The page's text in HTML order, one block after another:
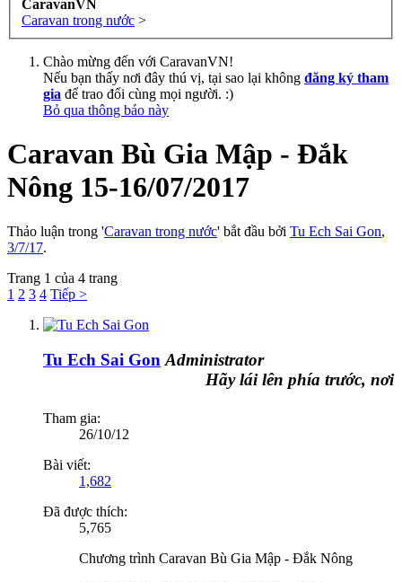
CaravanVN
Caravan trong nước >
Chào mừng đến với CaravanVN!
Nếu bạn thấy nơi đây thú vị, tại sao lại không đăng ký tham
gia để trao đổi cùng mọi người. :)
Bỏ qua thông báo này
Caravan Bù Gia Mập - Đắk
Nông 15-16/07/2017
Thảo luận trong 'Caravan trong nước' bắt đầu bởi Tu Ech Sai Gon,
3/7/17.
Trang 1 của 4 trang
1 2 3 4 Tiếp >
Tu Ech Sai Gon Administrator
Hãy lái lên phía trước, nơi
Tham gia:
26/10/12
Bài viết:
1,682
Đã được thích:
5,765
Chương trình Caravan Bù Gia Mập - Đắk Nông